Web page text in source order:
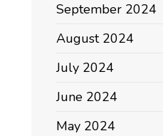
September 2024
August 2024
July 2024
June 2024
May 2024